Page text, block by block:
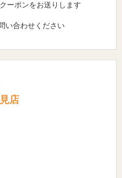
ーポンをお送りします
い合わせください
店